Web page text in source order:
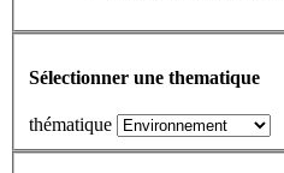
Sélectionner une thematique
thématique